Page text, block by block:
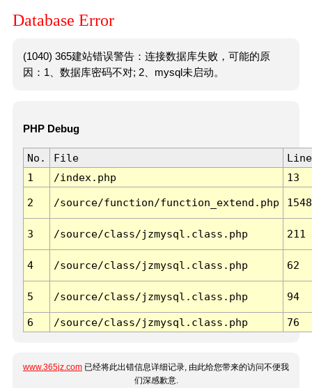
Database Error
(1040) 365建站错误警告：连接数据库失败，可能的原
因：1、数据库密码不对; 2、mysql未启动。
PHP Debug
No. File
Line
1
/index.php 13
2 /source/function/function_extend.php 1548
3 /source/class/jzmysql.class.php 211
4 /source/class/jzmysql.class.php 62
5 /source/class/jzmysql.class.php 94
6 /source/class/jzmysql.class.php 76
www.365jz.com 已经将此出错信息详细记录, 由此给您带来的访问不便我
们深感歉意.